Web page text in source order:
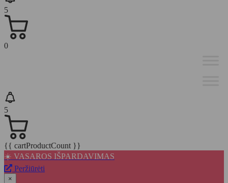
5
0
5
{{ cartProductCount }}
☀️ VASAROS IŠPARDAVIMAS
Peržiūrėti
×